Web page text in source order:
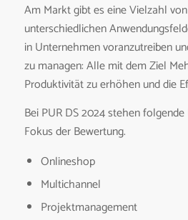
Am Markt gibt es eine Vielzahl
unterschiedlichen
in Unternehmen voranzutreiben
zu managen: Alle mit dem Ziel
Produktivität zu erhöhen und die
Bei PUR DS 2024 stehen
Fokus der Bewertung.
Onlineshop
Multichannel
Projektmanagement